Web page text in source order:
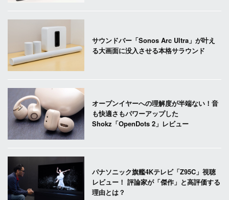
サウンドバー「Sonos Arc Ultra」が叶え
る大画面に没入させる本格サラウンド
オープンイヤーへの理解度が半端ない！音
も快適さもパワーアップした
Shokz「OpenDots 2」レビュー
パナソニック旗艦4Kテレビ「Z95C」視聴
レビュー！ 評論家が「傑作」と高評価する
理由とは？